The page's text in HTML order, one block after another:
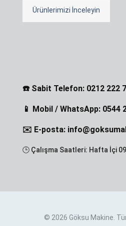
Ürünlerimizi İnceleyin
☎️ Sabit Telefon: 0212 222
📱 Mobil / WhatsApp: 0544
✉️ E-posta:
🕒 Çalışma Saatleri: Hafta İçi